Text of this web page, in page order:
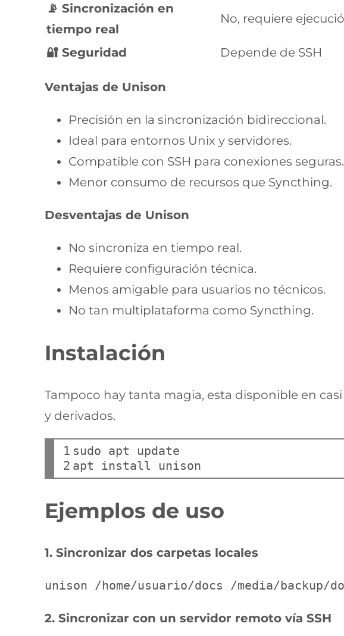
📡 Sincronización en
tiempo real
No, requiere
🔐 Seguridad Depende de SSH
Ventajas de Unison
Precisión en la sincronización bidireccional.
Ideal para entornos Unix y servidores.
Compatible con SSH para conexiones seguras.
Menor consumo de recursos que Syncthing.
Desventajas de Unison
No sincroniza en tiempo real.
Requiere configuración técnica.
Menos amigable para usuarios no técnicos.
No tan multiplataforma como Syncthing.
Instalación
Tampoco hay tanta magia, esta disponible en
y derivados.
1
2
sudo apt update
Ejemplos de uso
1. Sincronizar dos carpetas locales
unison /home/usuario/docs /media/backup/
2. Sincronizar con un servidor remoto vía SSH